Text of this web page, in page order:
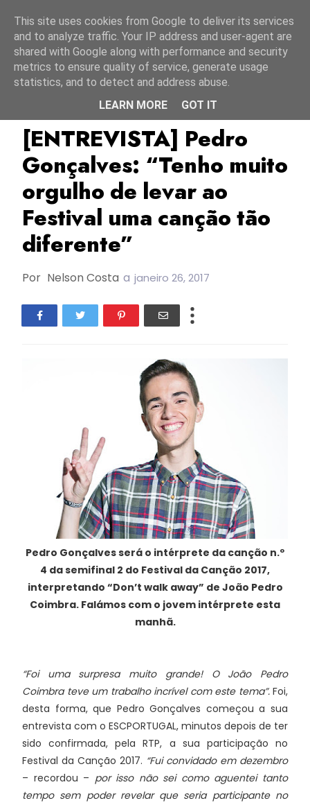
FC2017 João Pedro Coimbra
[ENTREVISTA] Pedro
Gonçalves: “Tenho muito
orgulho de levar ao
Festival uma canção tão
diferente”
Por Nelson Costa a janeiro 26, 2017
Pedro Gonçalves será o intérprete da canção n.º
4 da semifinal 2 do Festival da Canção 2017,
interpretando “Don’t walk away” de João Pedro
Coimbra. Falámos com o jovem intérprete esta
manhã.
“Foi uma surpresa muito grande! O João Pedro
Coimbra teve um trabalho incrível com este tema”.Foi,
desta forma, que Pedro Gonçalves começou a sua
entrevista com o ESCPORTUGAL, minutos depois de ter
sido confirmada, pela RTP, a sua participação no
Festival da Canção 2017. “Fui convidado em dezembro
– recordou – por isso não sei como aguentei tanto
tempo sem poder revelar que seria participante no
This site uses cookies from Google to deliver its services
and to analyze traffic. Your IP address and user-agent are
shared with Google along with performance and security
metrics to ensure quality of service, generate usage
statistics, and to detect and address abuse.
LEARN MORE
GOT IT